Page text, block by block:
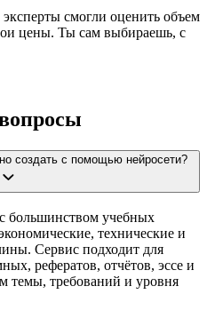
смогли оценить объем
цены. Ты сам выбираешь, с
создать с помощью нейросети?
большинством учебных
технические и
Сервис подходит для
рефератов, отчётов, эссе и
темы, требований и уровня